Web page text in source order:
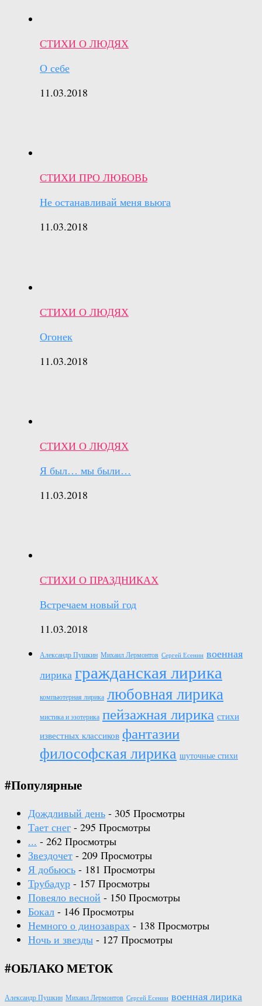
СТИХИ О ЛЮДЯХ
О себе
11.03.2018
СТИХИ ПРО ЛЮБОВЬ
Не останавливай меня вьюга
11.03.2018
СТИХИ О ЛЮДЯХ
Огонек
11.03.2018
СТИХИ О ЛЮДЯХ
Я был… мы были…
11.03.2018
СТИХИ О ПРАЗДНИКАХ
Встречаем новый год
11.03.2018
Александр Пушкин Михаил Лермонтов Сергей Есенин военная
лирика гражданская лирика
компьютерная лирика любовная лирика
мистика и эзотерика пейзажная лирика стихи
известных классиков фантазии
философская лирика шуточные стихи
#Популярные
Дождливый день - 305 Просмотры
Тает снег - 295 Просмотры
... - 262 Просмотры
Звездочет - 209 Просмотры
Я добьюсь - 181 Просмотры
Трубадур - 157 Просмотры
Повеяло весной - 150 Просмотры
Бокал - 146 Просмотры
Немного о динозаврах - 138 Просмотры
Ночь и звезды - 127 Просмотры
#ОБЛАКО МЕТОК
Александр Пушкин Михаил Лермонтов Сергей Есенин военная лирика